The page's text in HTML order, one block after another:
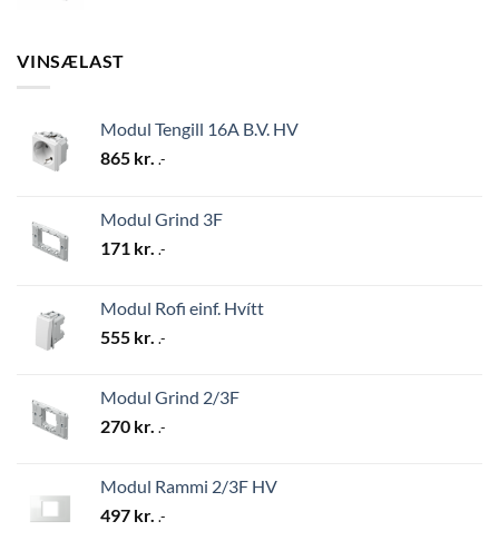
VINSÆLAST
Modul Tengill 16A B.V. HV
865 kr. .-
Modul Grind 3F
171 kr. .-
Modul Rofi einf. Hvítt
555 kr. .-
Modul Grind 2/3F
270 kr. .-
Modul Rammi 2/3F HV
497 kr. .-